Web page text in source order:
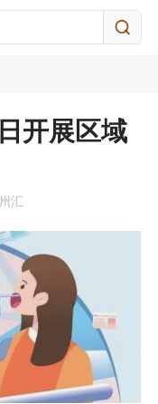
开展区域
汇